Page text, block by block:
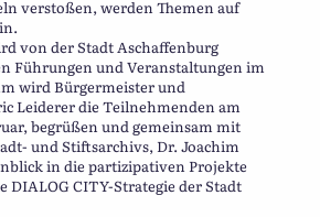
verstoßen, werden Themen auf
von der Stadt Aschaffenburg
Führungen und Veranstaltungen im
wird Bürgermeister und
Leiderer die Teilnehmenden am
begrüßen und gemeinsam mit
und Stiftsarchivs, Dr. Joachim
in die partizipativen Projekte
DIALOG CITY-Strategie der Stadt